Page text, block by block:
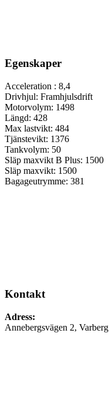
Egenskaper
Acceleration : 8,4
Drivhjul: Framhjulsdrift
Motorvolym: 1498
Längd: 428
Max lastvikt: 484
Tjänstevikt: 1376
Tankvolym: 50
Släp maxvikt B Plus: 1500
Släp maxvikt: 1500
Bagageutrymme: 381
Kontakt
Adress:
Annebergsvägen 2, Varberg